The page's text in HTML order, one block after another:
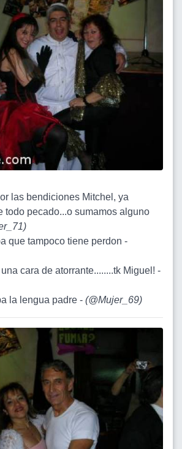
las bendiciones Mitchel, ya
todo pecado...o sumamos alguno
)
que tampoco tiene perdon -
cara de atorrante........tk Miguel! -
la lengua padre - (@Mujer_69)